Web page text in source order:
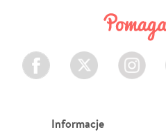
Facebook Twitter Instagram
Informacje